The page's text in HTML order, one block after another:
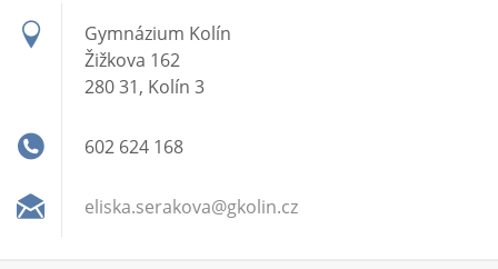
Gymnázium Kolín
Žižkova 162
280 31, Kolín 3
602 624 168
eliska.serakova@gkolin.cz